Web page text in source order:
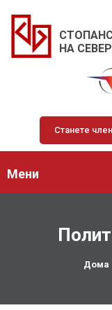
НА
Станете
Мени
Дома